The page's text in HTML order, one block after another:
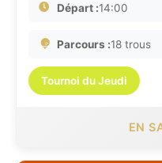
Départ :14:00
Parcours :18 trous
Tournoi du Jeudi
EN